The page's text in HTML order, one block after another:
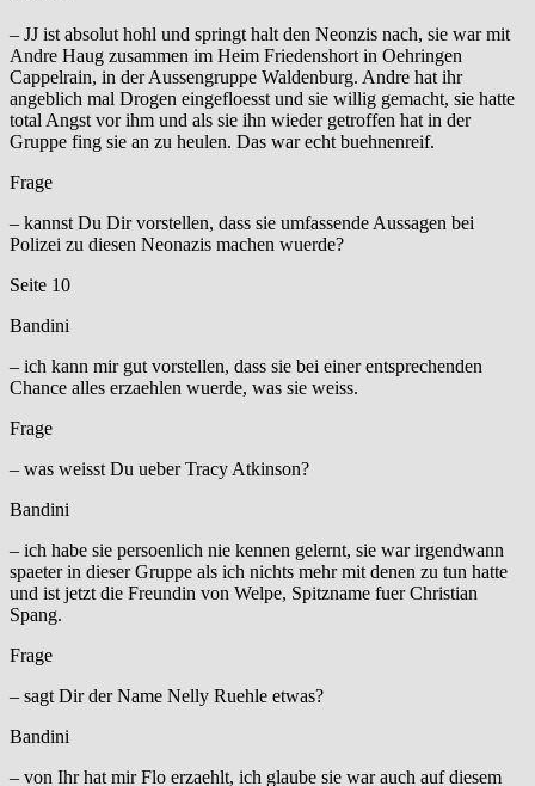
– JJ ist absolut hohl und springt halt den Neonzis nach, sie war mit
Andre Haug zusammen im Heim Friedenshort in Oehringen
Cappelrain, in der Aussengruppe Waldenburg. Andre hat ihr
angeblich mal Drogen eingefloesst und sie willig gemacht, sie hatte
total Angst vor ihm und als sie ihn wieder getroffen hat in der
Gruppe fing sie an zu heulen. Das war echt buehnenreif.
Frage
– kannst Du Dir vorstellen, dass sie umfassende Aussagen bei
Polizei zu diesen Neonazis machen wuerde?
Seite 10
Bandini
– ich kann mir gut vorstellen, dass sie bei einer entsprechenden
Chance alles erzaehlen wuerde, was sie weiss.
Frage
– was weisst Du ueber Tracy Atkinson?
Bandini
– ich habe sie persoenlich nie kennen gelernt, sie war irgendwann
spaeter in dieser Gruppe als ich nichts mehr mit denen zu tun hatte
und ist jetzt die Freundin von Welpe, Spitzname fuer Christian
Spang.
Frage
– sagt Dir der Name Nelly Ruehle etwas?
Bandini
– von Ihr hat mir Flo erzaehlt, ich glaube sie war auch auf diesem